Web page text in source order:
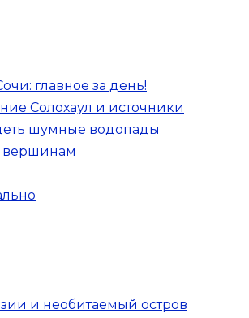
главное за день!
Солохаул и источники
шумные водопады
вершинам
и необитаемый остров